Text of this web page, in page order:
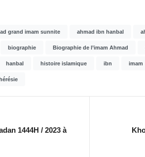
grand imam sunnite ahmad ibn hanbal
biographie Biographie de l’imam Ahmad
hanbal histoire islamique ibn imam
1444H / 2023 à